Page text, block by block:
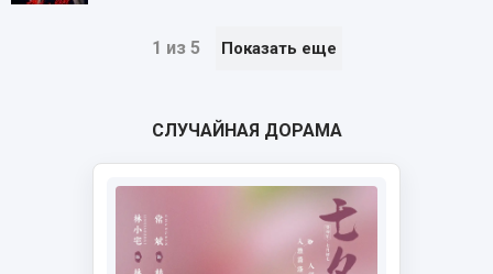
1 из 5 Показать еще
СЛУЧАЙНАЯ ДОРАМА